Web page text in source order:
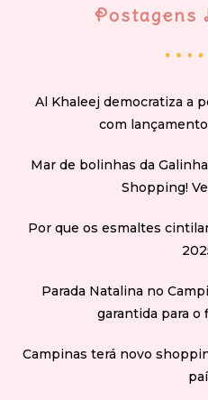
Postagens
Al Khaleej democratiza a
com
Mar de bolinhas da
Shopping!
Por que os esmaltes
Parada Natalina no
garantida para o
Campinas terá novo